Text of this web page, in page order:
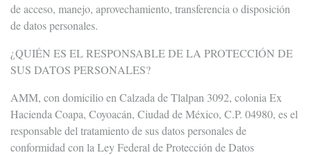
de acceso, manejo, aprovechamiento, transferencia o disposición
de datos personales.
¿QUIÉN ES EL RESPONSABLE DE LA PROTECCIÓN DE
SUS DATOS PERSONALES?
AMM, con domicilio en Calzada de Tlalpan 3092, colonia Ex
Hacienda Coapa, Coyoacán, Ciudad de México, C.P. 04980, es el
responsable del tratamiento de sus datos personales de
conformidad con la Ley Federal de Protección de Datos